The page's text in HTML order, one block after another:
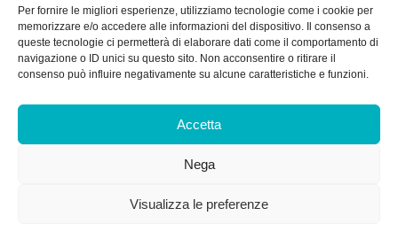
Per fornire le migliori esperienze, utilizziamo tecnologie come i cookie per
memorizzare e/o accedere alle informazioni del dispositivo. Il consenso a
queste tecnologie ci permetterà di elaborare dati come il comportamento di
navigazione o ID unici su questo sito. Non acconsentire o ritirare il
consenso può influire negativamente su alcune caratteristiche e funzioni.
Accetta
Nega
Visualizza le preferenze
SOCIAL
Dal Lunedì al Venerdì: 8.00/12.30 - 13.30/17.30
Dal Lunedì al Venerdì: 7.30/11.30 - 13.30/17.00